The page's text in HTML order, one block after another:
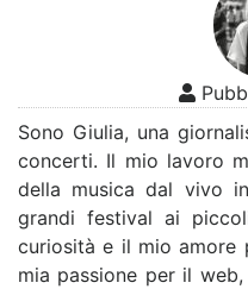
Sono Giulia, una
concerti. Il mio lavoro
della musica dal vivo
grandi festival ai
curiosità e il mio amore
mia passione per il